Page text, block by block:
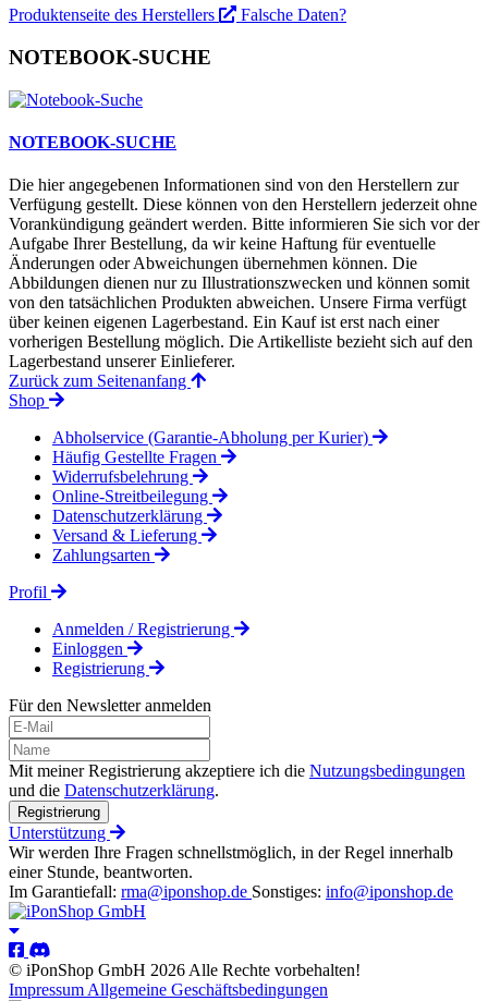
Produktenseite des Herstellers Falsche Daten?
NOTEBOOK-SUCHE
NOTEBOOK-SUCHE
Die hier angegebenen Informationen sind von den Herstellern zur
Verfügung gestellt. Diese können von den Herstellern jederzeit ohne
Vorankündigung geändert werden. Bitte informieren Sie sich vor der
Aufgabe Ihrer Bestellung, da wir keine Haftung für eventuelle
Änderungen oder Abweichungen übernehmen können. Die
Abbildungen dienen nur zu Illustrationszwecken und können somit
von den tatsächlichen Produkten abweichen. Unsere Firma verfügt
über keinen eigenen Lagerbestand. Ein Kauf ist erst nach einer
vorherigen Bestellung möglich. Die Artikelliste bezieht sich auf den
Lagerbestand unserer Einlieferer.
Zurück zum Seitenanfang
Shop
Abholservice (Garantie-Abholung per Kurier)
Häufig Gestellte Fragen
Widerrufsbelehrung
Online-Streitbeilegung
Datenschutzerklärung
Versand & Lieferung
Zahlungsarten
Profil
Anmelden / Registrierung
Einloggen
Registrierung
Für den Newsletter anmelden
Mit meiner Registrierung akzeptiere ich die Nutzungsbedingungen
und die Datenschutzerklärung.
Registrierung
Unterstützung
Wir werden Ihre Fragen schnellstmöglich, in der Regel innerhalb
einer Stunde, beantworten.
Im Garantiefall: rma@iponshop.de Sonstiges: info@iponshop.de
© iPonShop GmbH 2026 Alle Rechte vorbehalten!
Impressum Allgemeine Geschäftsbedingungen